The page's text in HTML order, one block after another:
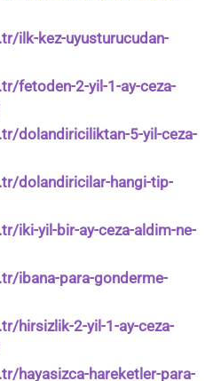
ilk-kez-uyusturucudan-
fetoden-2-yil-1-ay-ceza-
dolandiriciliktan-5-yil-ceza-
dolandiricilar-hangi-tip-
iki-yil-bir-ay-ceza-aldim-ne-
ibana-para-gonderme-
hirsizlik-2-yil-1-ay-ceza-
hayasizca-hareketler-para-